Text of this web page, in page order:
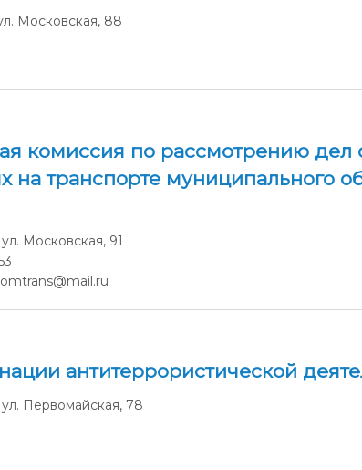
Московская, 88
комиссия по рассмотрению дел
на транспорте муниципального
Московская, 91
антитеррористической
Первомайская, 78